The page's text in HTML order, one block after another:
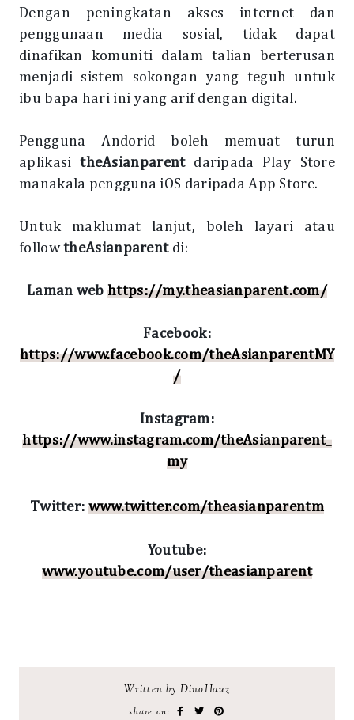
Dengan peningkatan akses internet dan
penggunaan media sosial, tidak dapat
dinafikan komuniti dalam talian berterusan
menjadi sistem sokongan yang teguh untuk
ibu bapa hari ini yang arif dengan digital.
Pengguna Andorid boleh memuat turun
aplikasitheAsianparent daripada Play Store
manakala pengguna iOS daripada App Store.
Untuk maklumat lanjut, boleh layari atau
followtheAsianparent di:
Laman web https://my.theasianparent.com/
Facebook:
https://www.facebook.com/theAsianparentMY
/
Instagram:
https://www.instagram.com/theAsianparent_
my
Twitter: www.twitter.com/theasianparentm
Youtube:
www.youtube.com/user/theasianparent
Written by DinoHauz
share on: